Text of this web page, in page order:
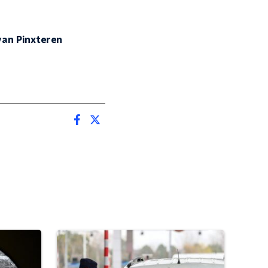
Pinxteren